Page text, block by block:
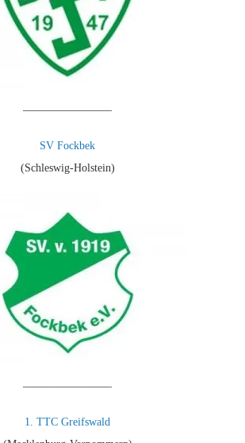
————————
SV Fockbek
(Schleswig-Holstein)
————————
1. TTC Greifswald